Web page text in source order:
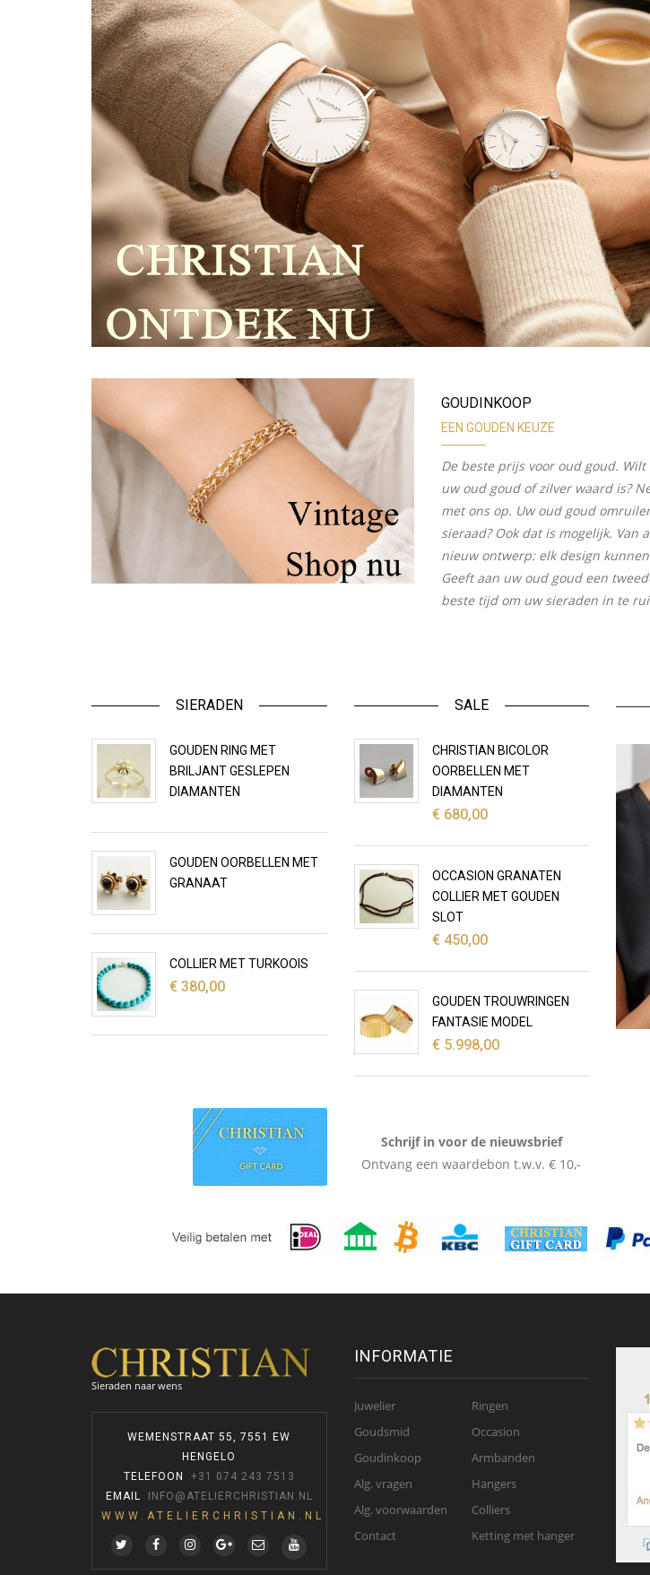
GOUDINKOOP
EEN GOUDEN KEUZE
De beste prijs voor oud goud.
uw oud goud of zilver waard is?
met ons op. Uw oud goud
sieraad? Ook dat is mogelijk. Van
nieuw ontwerp: elk design
Geeft aan uw oud goud een
beste tijd om uw sieraden in te
SIERADEN
GOUDEN RING MET
BRILJANT GESLEPEN
DIAMANTEN
GOUDEN OORBELLEN MET
GRANAAT
COLLIER MET TURKOOIS
€ 380,00
SALE
CHRISTIAN BICOLOR
OORBELLEN MET
DIAMANTEN
€680,00
OCCASION GRANATEN
COLLIER MET GOUDEN
SLOT
€450,00
GOUDEN TROUWRINGEN
FANTASIE MODEL
€5.998,00
Schrijf in voor de nieuwsbrief
Ontvang een waardebon t.w.v. € 10,-
Sieraden naar wens
WEMENSTRAAT 55, 7551 EW
HENGELO
TELEFOON : +31 074 243 7513
EMAIL:
INFO@ATELIERCHRISTIAN.NL
WWW.ATELIERCHRISTIAN.NL
INFORMATIE
Juwelier
Goudsmid
Goudinkoop
Alg. vragen
Alg. voorwaarden
Contact
Ringen
Occasion
Armbanden
Hangers
Colliers
Ketting met hanger